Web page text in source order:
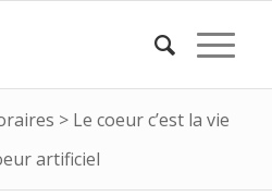
> Le coeur c’est la vie
artificiel